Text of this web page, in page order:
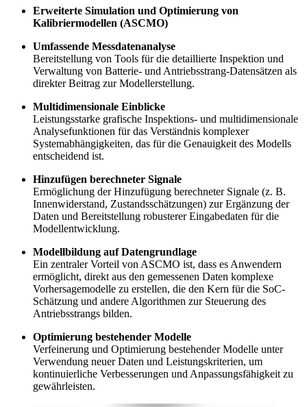
Erweiterte Simulation und Optimierung von
Kalibriermodellen (ASCMO)
Umfassende Messdatenanalyse
Bereitstellung von Tools für die detaillierte Inspektion und
Verwaltung von Batterie- und Antriebsstrang-Datensätzen als
direkter Beitrag zur Modellerstellung.
Multidimensionale Einblicke
Leistungsstarke grafische Inspektions- und multidimensionale
Analysefunktionen für das Verständnis komplexer
Systemabhängigkeiten, das für die Genauigkeit des Modells
entscheidend ist.
Hinzufügen berechneter Signale
Ermöglichung der Hinzufügung berechneter Signale (z. B.
Innenwiderstand, Zustandsschätzungen) zur Ergänzung der
Daten und Bereitstellung robusterer Eingabedaten für die
Modellentwicklung.
Modellbildung auf Datengrundlage
Ein zentraler Vorteil von ASCMO ist, dass es Anwendern
ermöglicht, direkt aus den gemessenen Daten komplexe
Vorhersagemodelle zu erstellen, die den Kern für die SoC-
Schätzung und andere Algorithmen zur Steuerung des
Antriebsstrangs bilden.
Optimierung bestehender Modelle
Verfeinerung und Optimierung bestehender Modelle unter
Verwendung neuer Daten und Leistungskriterien, um
kontinuierliche Verbesserungen und Anpassungsfähigkeit zu
gewährleisten.